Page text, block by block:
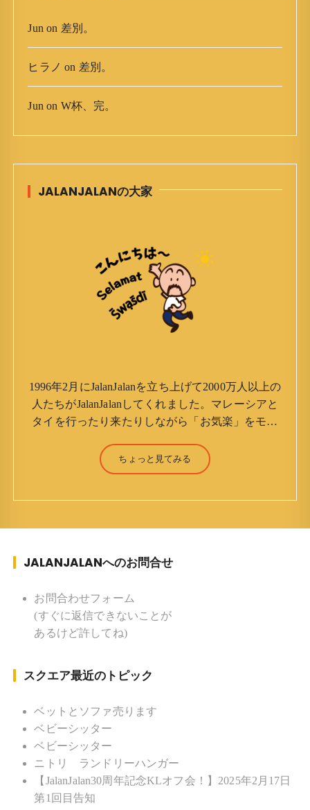
Jun on 差別。
ヒラノ on 差別。
Jun on W杯、完。
JALANJALANの大家
1996年2月にJalanJalanを立ち上げて2000万人以上の
人たちがJalanJalanしてくれました。マレーシアと
タイを行ったり来たりしながら「お気楽」をモッ
（Jun Yamamori） 生年月日 ：1959年7月4日(61
才) 生まれ ：香港(3才まで) 育
ク ソフトボール
督 BKKソフトボール「おぼんこ
ぼん 」監督 マレーシア歴：1991年から31年目 タ
イ歴 ：2001年から21年目
ちょっと見てみる
JALANJALANへのお問合せ
お問合わせフォーム
(すぐに返信できないことが
あるけど許してね)
スクエア最近のトピック
ベットとソファ売ります
ベビーシッター
ベビーシッター
ニトリ ランドリーハンガー
【JalanJalan30周年記念KLオフ会！】2025年2月17日
第1回目告知